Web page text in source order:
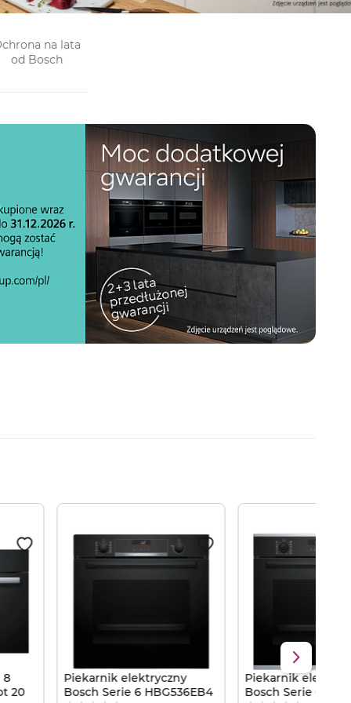
na lata
od Bosch
8
20
Piekarnik elektryczny
Bosch Serie 6 HBG536EB4
Piekarnik
Bosch Serie 6